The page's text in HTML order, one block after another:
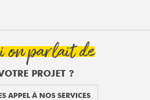
on parlait de
PROJET ?
APPEL À NOS SERVICES